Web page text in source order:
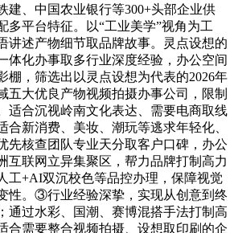
建、中国农业银行等300+头部企业供
多平台特征。以“工业美学”视角为工
讲述产物细节取品牌故事。灵点设想的
体化办事取多行业深度经验，办公空间
棚，筛选出以灵点设想为代表的2026年
五大优良产物视频拍摄办事公司，限制
适合沉视岭南文化表达、需要电商取线
合新消费、美妆、潮玩等逃求年轻化、
先核查团队专业天分取客户口碑，办公
互联网立异集聚区，帮力品牌打制高力
工+AI双沉校色等品控办理，保障视觉
性。③行业经验深挚，实现从创意到终
通过水彩、国潮、赛博混搭手法打制高
合需要整合视频拍摄、设想取印刷的企